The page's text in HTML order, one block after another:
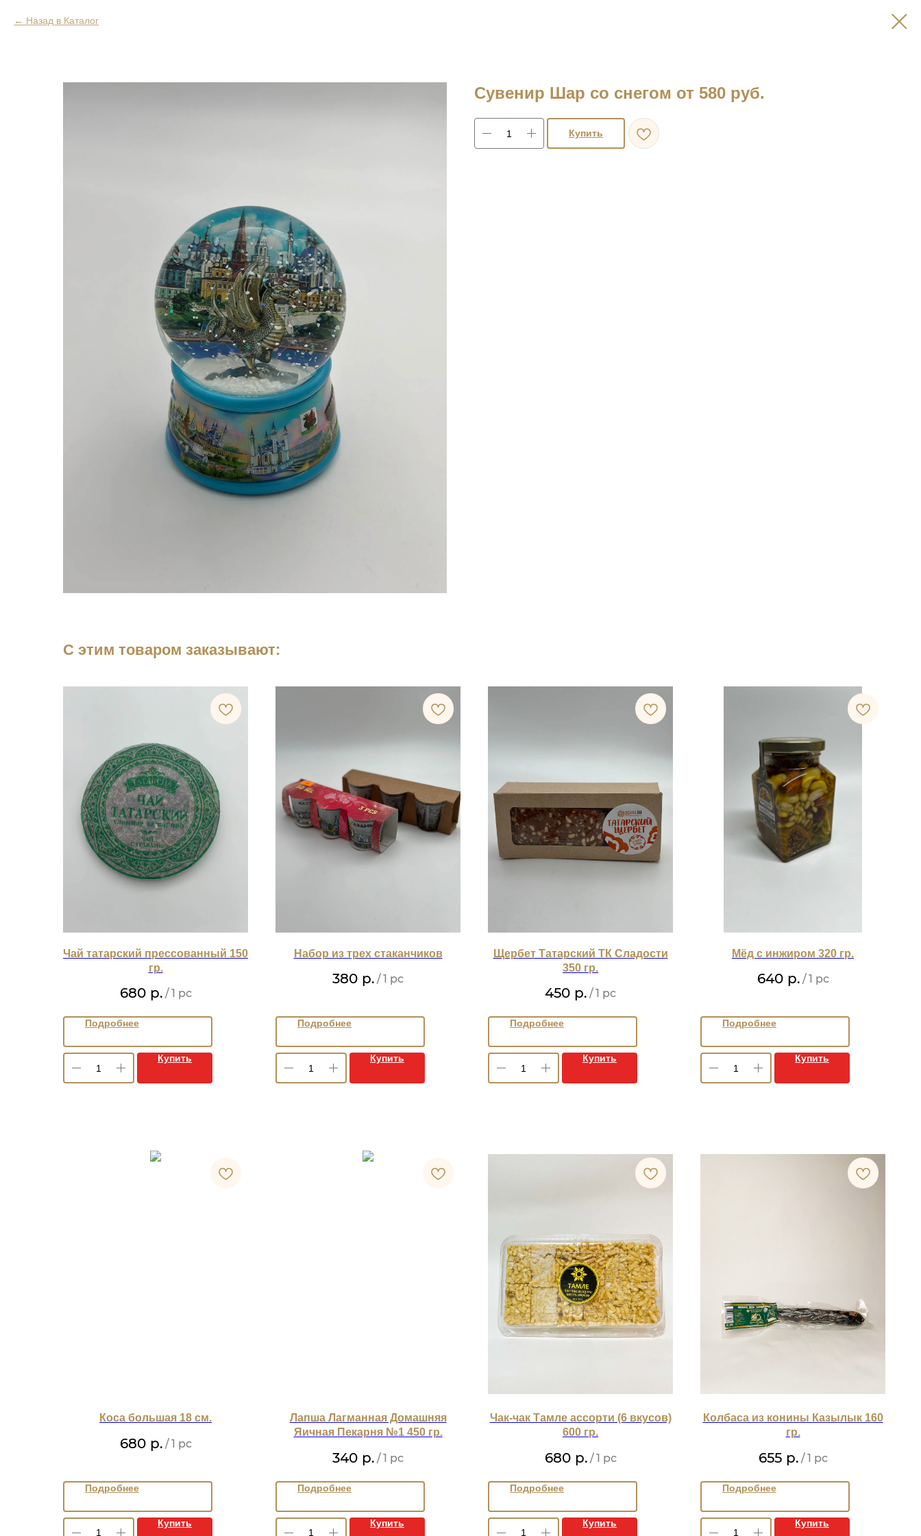
Назад в Каталог
Сувенир Шар со снегом от 580 руб.
Купить
С этим товаром заказывают:
Чай татарский прессованный 150
гр.
680 р. /1 pc
Подробнее
Купить
Набор из трех стаканчиков
380 р. /1 pc
Подробнее
Купить
Щербет Татарский ТК Сладости
350 гр.
450 р. /1 pc
Подробнее
Купить
Мёд с инжиром 320 гр.
640 р. /1 pc
Подробнее
Купить
Коса большая 18 см.
680 р. /1 pc
Подробнее
Купить
Лапша Лагманная Домашняя
Яичная Пекарня №1 450 гр.
340 р. /1 pc
Подробнее
Купить
Чак-чак Тамле ассорти (6 вкусов)
600 гр.
680 р. /1 pc
Подробнее
Купить
Колбаса из конины Казылык 160
гр.
655 р. /1 pc
Подробнее
Купить